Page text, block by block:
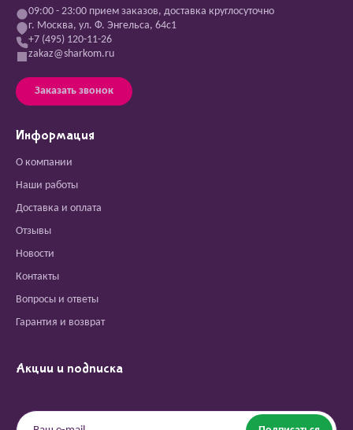
09:00 - 23:00 прием заказов, доставка круглосуточно
г. Москва, ул. Ф. Энгельса, 64с1
+7 (495) 120-11-26
zakaz@sharkom.ru
Заказать звонок
Информация
О компании
Наши работы
Доставка и оплата
Отзывы
Новости
Контакты
Вопросы и ответы
Гарантия и возврат
Акции и подписка